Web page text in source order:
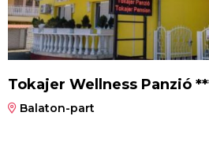
Tokajer Wellness Panzió
Balaton-part